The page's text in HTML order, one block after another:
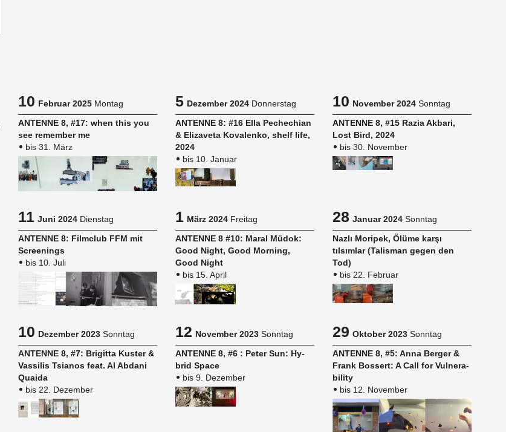
10Februar 2025 Montag
AN­TEN­NE 8, #17: when this you
see re­mem­ber me
bis 31. März
5Dezember 2024 Donnerstag
AN­TEN­NE 8: #16 Ella Pe­ch­e­chi­an
& Eliza­ve­ta Ko­va­len­ko, shelf life,
2024
bis 10. Januar
10November 2024 Sonntag
AN­TEN­NE 8, #15 Razia Ak­ba­ri,
Lost Bird, 2024
bis 30. November
11Juni 2024 Dienstag
AN­TEN­NE 8: Film­club FFM mit
Scree­nings
bis 10. Juli
1März 2024 Freitag
AN­TEN­NE 8 #10: Maral Müdok:
Good Night, Good Morning,
Good Night
bis 15. April
28Januar 2024 Sonntag
Nazlı Mo­ri­pek, Ölüme karşı
tılsımlar (Ta­lis­man gegen den
Tod)
bis 22. Februar
10Dezember 2023 Sonntag
AN­TEN­NE 8, #7: Bri­git­ta Kus­ter &
Vas­si­lis Tsia­nos feat. Al Ab­da­ni
Quai­da
bis 22. Dezember
12November 2023 Sonntag
AN­TEN­NE 8, #6 : Peter Sun: Hy­
brid Space
bis 9. Dezember
29Oktober 2023 Sonntag
AN­TEN­NE 8, #5: Anna Ber­ger &
Frank Bos­sert: A Call for Vul­nera­
bi­li­ty
bis 12. November